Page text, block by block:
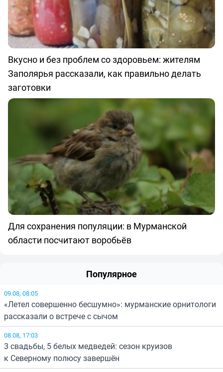
Вкусно и без проблем со здоровьем: жителям
Заполярья рассказали, как правильно делать
заготовки
Для сохранения популяции: в Мурманской
области посчитают воробьёв
Популярное
09.08, 08:05
«Летел совершенно бесшумно»: мурманские орнитологи
рассказали о встрече с сычом
08.08, 17:03
3 свадьбы, 5 белых медведей: сезон круизов
к Северному полюсу завершён